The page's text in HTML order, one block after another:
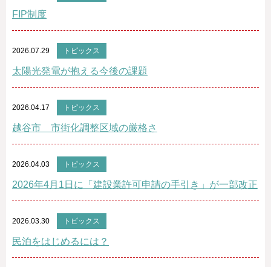
FIP制度
2026.07.29 トピックス
太陽光発電が抱える今後の課題
2026.04.17 トピックス
越谷市 市街化調整区域の厳格さ
2026.04.03 トピックス
2026年4月1日に「建設業許可申請の手引き」が一部改正
2026.03.30 トピックス
民泊をはじめるには？